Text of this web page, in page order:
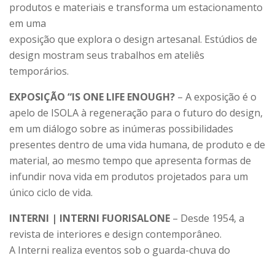
produtos e materiais e transforma um estacionamento
em uma
exposição que explora o design artesanal. Estúdios de
design mostram seus trabalhos em ateliês
temporários.
EXPOSIÇÃO “IS ONE LIFE ENOUGH? – A exposição é o
apelo de ISOLA à regeneração para o futuro do design,
em um diálogo sobre as inúmeras possibilidades
presentes dentro de uma vida humana, de produto e de
material, ao mesmo tempo que apresenta formas de
infundir nova vida em produtos projetados para um
único ciclo de vida.
INTERNI | INTERNI FUORISALONE – Desde 1954, a
revista de interiores e design contemporâneo.
A Interni realiza eventos sob o guarda-chuva do